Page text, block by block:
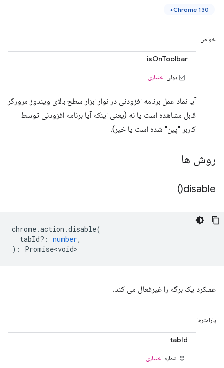
Chrome 130+
خواص
isOnToolbar
بولی اختیاری
آیا نماد عمل برنامه افزودنی در نوار ابزار سطح بالای ویندوز مرورگر
قابل مشاهده است یا نه (یعنی اینکه آیا برنامه افزودنی توسط
کاربر "پین" شده است یا خیر).
روش ها
disable(
)
chrome.action .disable(
tabId? : number,
) : Promise<void>
عملکرد یک برگه را غیرفعال می کند.
پارامترها
tabId
شماره اختیاری